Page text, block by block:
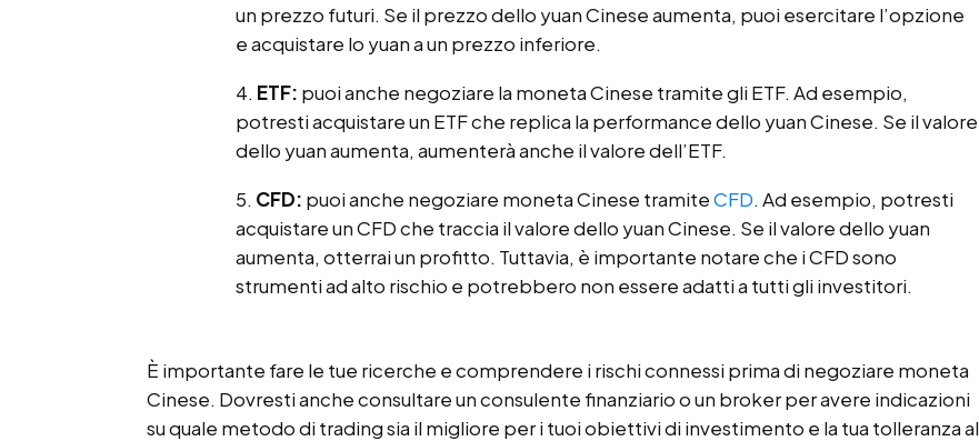
un prezzo futuri. Se il prezzo dello yuan Cinese aumenta, puoi esercitare l’opzione
e acquistare lo yuan a un prezzo inferiore.
ETF: puoi anche negoziare la moneta Cinese tramite gli ETF. Ad esempio,
potresti acquistare un ETF che replica la performance dello yuan Cinese. Se il valore
dello yuan aumenta, aumenterà anche il valore dell’ETF.
CFD: puoi anche negoziare moneta Cinese tramiteCFD. Ad esempio, potresti
acquistare un CFD che traccia il valore dello yuan Cinese. Se il valore dello yuan
aumenta, otterrai un profitto. Tuttavia, è importante notare che i CFD sono
strumenti ad alto rischio e potrebbero non essere adatti a tutti gli investitori.
È importante fare le tue ricerche e comprendere i rischi connessi prima di negoziare moneta
Cinese. Dovresti anche consultare un consulente finanziario o un broker per avere indicazioni
su quale metodo di trading sia il migliore per i tuoi obiettivi di investimento e la tua tolleranza al